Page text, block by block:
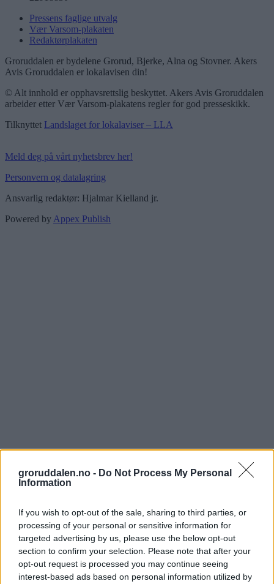
groruddalen.no - Do Not Process My Personal
Information
If you wish to opt-out of the sale, sharing to third parties, or
processing of your personal or sensitive information for
targeted advertising by us, please use the below opt-out
section to confirm your selection. Please note that after your
opt-out request is processed you may continue seeing
interest-based ads based on personal information utilized by
Pressens faglige utvalg
Vær Varsom-plakaten
Redaktørplakaten
Groruddalen er bydelene Grorud, Bjerke, Alna og Stovner. Akers
Avis Groruddalen er lokalavisen din!
© Alt innhold er opphavsrettslig beskyttet. Akers Avis Groruddalen
arbeider etter Vær Varsom-plakatens regler for god presseskikk.
Tilknyttet Landslaget for lokalaviser – LLA
Meld deg på vårt nyhetsbrev her!
Personvern og datalagring
Ansvarlig redaktør: Hjalmar Kielland jr.
Powered by Appex Publish